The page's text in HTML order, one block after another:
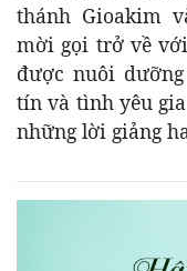
thánh Gioakim
mời gọi trở về
được nuôi
tín và tình yêu
những lời giảng